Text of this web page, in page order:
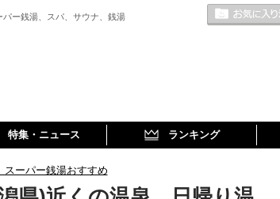
ー銭湯、スパ、サウナ、銭湯
特集・ニュース ランキング
スーパー銭湯おすすめ